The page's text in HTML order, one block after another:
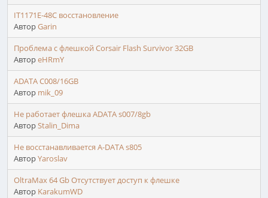
IT1171E-48C восстановление
АвторGarin
Проблема с флешкой Corsair Flash Survivor 32GB
АвторeHRmY
ADATA C008/16GB
Автор mik_09
Не работает флешка ADATA s007/8gb
АвторStalin_Dima
Не восстанавливается A-DATA s805
АвторYaroslav
OltraMax 64 Gb Отсутствует доступ к флешке
Автор KarakumWD